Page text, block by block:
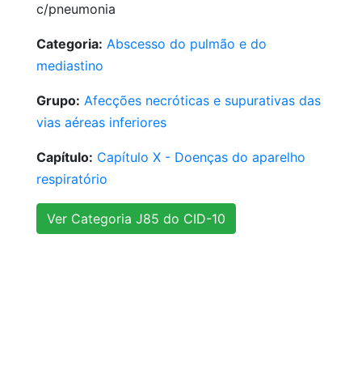
c/pneumonia
Categoria: Abscesso do pulmão e do
mediastino
Grupo: Afecções necróticas e supurativas das
vias aéreas inferiores
Capítulo: Capítulo X - Doenças do aparelho
respiratório
Ver Categoria J85 do CID-10